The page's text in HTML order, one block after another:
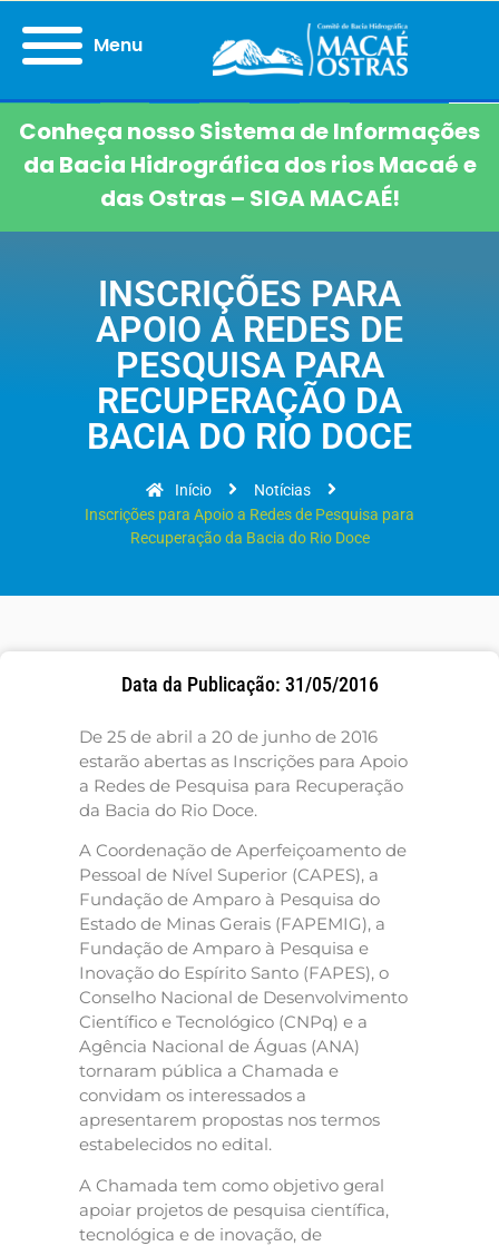
Menu
Conheça nosso Sistema de Informações
da Bacia Hidrográfica dos rios Macaé e
das Ostras – SIGA MACAÉ!
INSCRIÇÕES PARA
APOIO A REDES DE
PESQUISA PARA
RECUPERAÇÃO DA
BACIA DO RIO DOCE
Início
Notícias
Inscrições para Apoio a Redes de Pesquisa para
Recuperação da Bacia do Rio Doce
Data da Publicação: 31/05/2016
De 25 de abril a 20 de junho de 2016
estarão abertas as Inscrições para Apoio
a Redes de Pesquisa para Recuperação
da Bacia do Rio Doce.
A Coordenação de Aperfeiçoamento de
Pessoal de Nível Superior (CAPES), a
Fundação de Amparo à Pesquisa do
Estado de Minas Gerais (FAPEMIG), a
Fundação de Amparo à Pesquisa e
Inovação do Espírito Santo (FAPES), o
Conselho Nacional de Desenvolvimento
Científico e Tecnológico (CNPq) e a
Agência Nacional de Águas (ANA)
tornaram pública a Chamada e
convidam os interessados a
apresentarem propostas nos termos
estabelecidos no edital.
A Chamada tem como objetivo geral
apoiar projetos de pesquisa científica,
tecnológica e de inovação, de